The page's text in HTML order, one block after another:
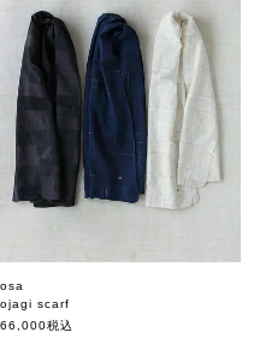
scarf
ーサ
66,000税込